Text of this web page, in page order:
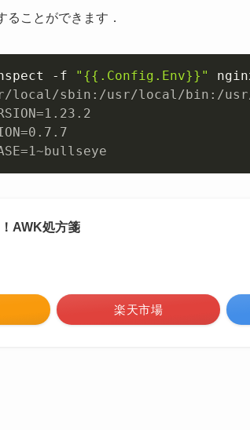
ることができます．
-f "{{.Config.Env}}"
local/sbin:/usr/local/bin:/
AWK処方箋
楽天市場